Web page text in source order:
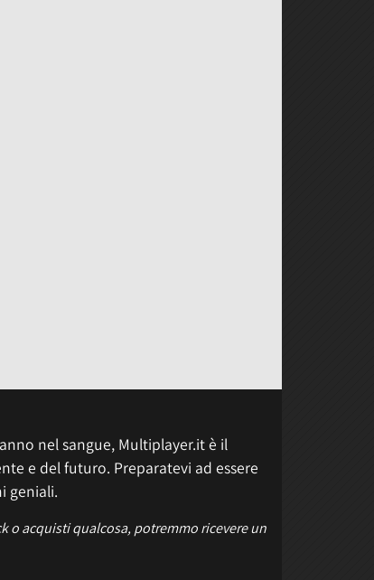
nel sangue, Multiplayer.it è il
e del futuro. Preparatevi ad essere
geniali.
o acquisti qualcosa, potremmo ricevere un